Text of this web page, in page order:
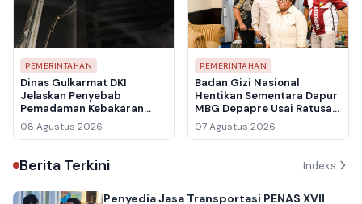
PEMERINTAHAN
Dinas Gulkarmat DKI
Jelaskan Penyebab
Pemadaman Kebakaran
Gedung Bapenda
Berlangsung Hampir Lima
08 Agustus 2026
PEMERINTAHAN
Badan Gizi Nasional
Hentikan Sementara Dapur
MBG Depapre Usai Ratusan
Pelajar Keracunan
07 Agustus 2026
Berita Terkini Indeks
Penyedia Jasa Transportasi PENAS XVII